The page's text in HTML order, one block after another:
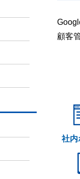
顧客
社内